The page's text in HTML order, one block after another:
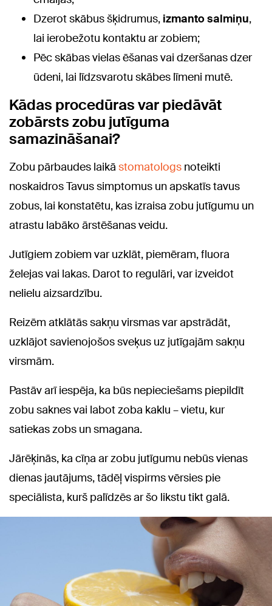
Dzerot skābus šķidrumus, izmanto salmiņu,
lai ierobežotu kontaktu ar zobiem;
Pēc skābas vielas ēšanas vai dzeršanas dzer
ūdeni, lai līdzsvarotu skābes līmeni mutē.
Kādas procedūras var piedāvāt
zobārsts zobu jutīguma
samazināšanai?
Zobu pārbaudes laikā stomatologs noteikti
noskaidros Tavus simptomus un apskatīs tavus
zobus, lai konstatētu, kas izraisa zobu jutīgumu un
atrastu labāko ārstēšanas veidu.
Jutīgiem zobiem var uzklāt, piemēram, fluora
želejas vai lakas. Darot to regulāri, var izveidot
nelielu aizsardzību.
Reizēm atklātās sakņu virsmas var apstrādāt,
uzklājot savienojošos sveķus uz jutīgajām sakņu
virsmām.
Pastāv arī iespēja, ka būs nepieciešams piepildīt
zobu saknes vai labot zoba kaklu – vietu, kur
satiekas zobs un smagana.
Jārēķinās, ka cīņa ar zobu jutīgumu nebūs vienas
dienas jautājums, tādēļ vispirms vērsies pie
speciālista, kurš palīdzēs ar šo likstu tikt galā.